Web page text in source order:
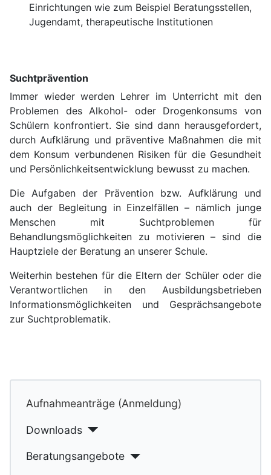
Aufnahmeanträge (Anmeldung)
Downloads
Beratungsangebote
Einrichtungen wie zum Beispiel Beratungsstellen,
Jugendamt, therapeutische Institutionen
Suchtprävention
Immer wieder werden Lehrer im Unterricht mit den
Problemen des Alkohol- oder Drogenkonsums von
Schülern konfrontiert. Sie sind dann herausgefordert,
durch Aufklärung und präventive Maßnahmen die mit
dem Konsum verbundenen Risiken für die Gesundheit
und Persönlichkeitsentwicklung bewusst zu machen.
Die Aufgaben der Prävention bzw. Aufklärung und
auch der Begleitung in Einzelfällen – nämlich junge
Menschen mit Suchtproblemen für
Behandlungsmöglichkeiten zu motivieren – sind die
Hauptziele der Beratung an unserer Schule.
Weiterhin bestehen für die Eltern der Schüler oder die
Verantwortlichen in den Ausbildungsbetrieben
Informationsmöglichkeiten und Gesprächsangebote
zur Suchtproblematik.